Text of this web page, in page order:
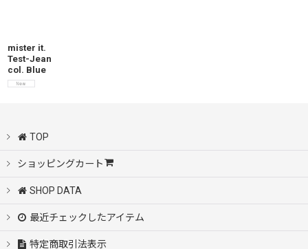
mister it.
Test-Jean
col. Blue
TOP
ショッピングカート
SHOP DATA
最近チェックしたアイテム
特定商取引法表示